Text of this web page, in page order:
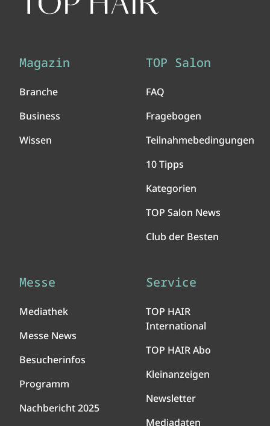
Magazin
Branche
Business
Wissen
TOP Salon
FAQ
Fragebogen
Teilnahmebedingungen
10 Tipps
Kategorien
TOP Salon News
Club der Besten
Messe
Mediathek
Messe News
Besucherinfos
Programm
Nachbericht 2025
Service
TOP HAIR
International
TOP HAIR Abo
Kleinanzeigen
Newsletter
Mediadaten